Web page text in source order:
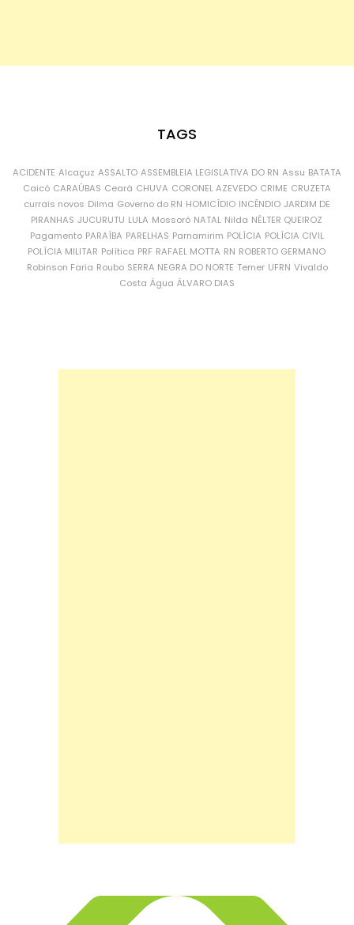
TAGS
ACIDENTE Alcaçuz ASSALTO ASSEMBLEIA LEGISLATIVA DO RN Assu BATATA
Caicó CARAÚBAS Ceará CHUVA CORONEL AZEVEDO CRIME CRUZETA
currais novos Dilma Governo do RN HOMICÍDIO INCÊNDIO JARDIM DE
PIRANHAS JUCURUTU LULA Mossoró NATAL Nilda NÉLTER QUEIROZ
Pagamento PARAÍBA PARELHAS Parnamirim POLÍCIA POLÍCIA CIVIL
POLÍCIA MILITAR Política PRF RAFAEL MOTTA RN ROBERTO GERMANO
Robinson Faria Roubo SERRA NEGRA DO NORTE Temer UFRN Vivaldo
Costa Água ÁLVARO DIAS